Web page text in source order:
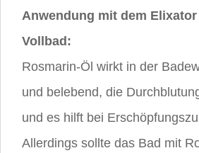
Anwendung mit dem
Vollbad:
Rosmarin-Öl wirkt in der
und belebend, die
und es hilft bei
Allerdings sollte das Bad mit